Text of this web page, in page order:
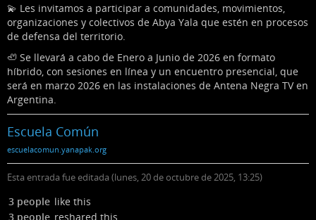
💫 Les invitamos a participar a comunidades, movimientos,
organizaciones y colectivos de Abya Yala que estén en procesos
de defensa del territorio.
🦥 Se llevará a cabo de Enero a Junio de 2026 en formato
híbrido, con sesiones en línea y un encuentro presencial, que
será en marzo 2026 en las instalaciones de Antena Negra TV en
Argentina.
Escuela Común
escuelacomun.yanapak.org
Esta entrada fue editada (lunes, 20 de octubre de 2025, 13:25)
3 people like this
3 people reshared this